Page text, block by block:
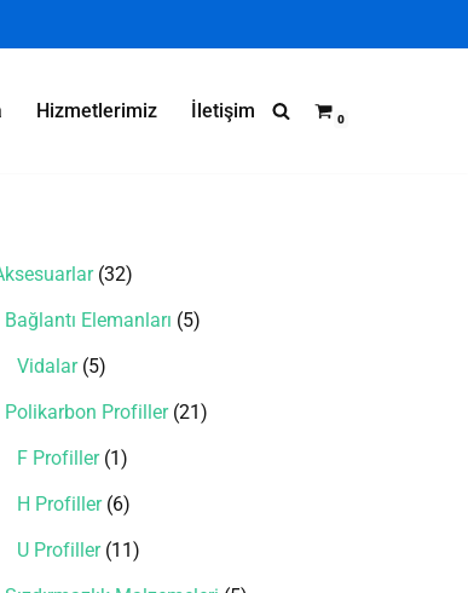
Hizmetlerimiz İletişim 0
32
Bağlantı Elemanları 5
Vidalar 5
Polikarbon Profiller 21
F Profiller 1
H Profiller 6
U Profiller 11